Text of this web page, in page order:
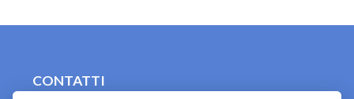
CONTATTI